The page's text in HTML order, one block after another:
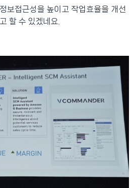
보접근성을 높이고 작업효율을 개선
할 수 있겠네요.